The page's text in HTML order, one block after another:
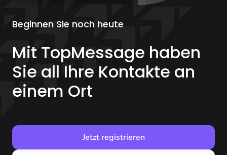
Beginnen Sie noch heute
Mit TopMessage haben
Sie all Ihre Kontakte an
einem Ort
Jetzt registrieren